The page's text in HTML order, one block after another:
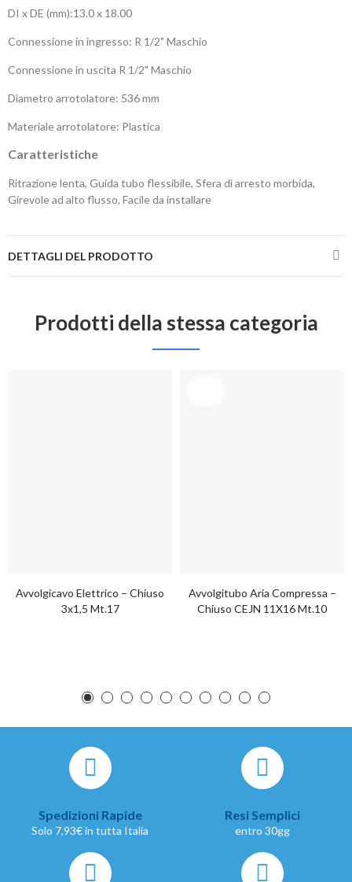
DI x DE (mm):13.0 x 18.00
Connessione in ingresso: R 1/2" Maschio
Connessione in uscita R 1/2" Maschio
Diametro arrotolatore: 536 mm
Materiale arrotolatore: Plastica
Caratteristiche
Ritrazione lenta, Guida tubo flessibile, Sfera di arresto morbida,
Girevole ad alto flusso, Facile da installare
DETTAGLI DEL PRODOTTO
Prodotti della stessa categoria
Avvolgicavo Elettrico – Chiuso
3x1,5 Mt.17
Avvolgitubo Aria Compressa –
Chiuso CEJN 11X16 Mt.10
Spedizioni Rapide
Solo 7,93€ in tutta Italia
Resi Semplici
entro 30gg